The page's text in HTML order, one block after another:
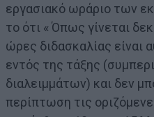
εργασιακό ωράριο των
το ότι « Όπως γίνεται
ώρες διδασκαλίας είναι
εντός της τάξης
διαλειμμάτων) και δεν
περίπτωση τις